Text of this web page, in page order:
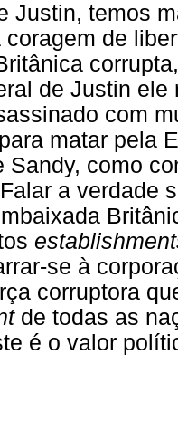
Justin, temos
coragem de
de Justin
com
matar pela
Sandy, como
a verdade
se à
corruptora
de todas as
é o valor